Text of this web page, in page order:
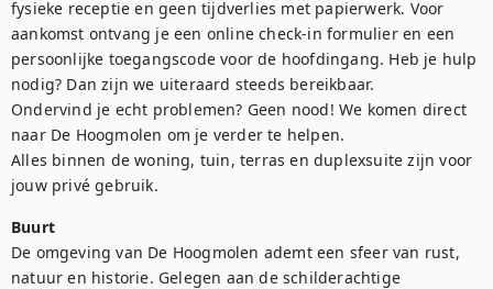
fysieke receptie en geen tijdverlies met papierwerk. Voor
aankomst ontvang je een online check-in formulier en een
persoonlijke toegangscode voor de hoofdingang. Heb je hulp
nodig? Dan zijn we uiteraard steeds bereikbaar.
Ondervind je echt problemen? Geen nood! We komen direct
naar De Hoogmolen om je verder te helpen.
Alles binnen de woning, tuin, terras en duplexsuite zijn voor
jouw privé gebruik.
Buurt
De omgeving van De Hoogmolen ademt een sfeer van rust,
natuur en historie. Gelegen aan de schilderachtige